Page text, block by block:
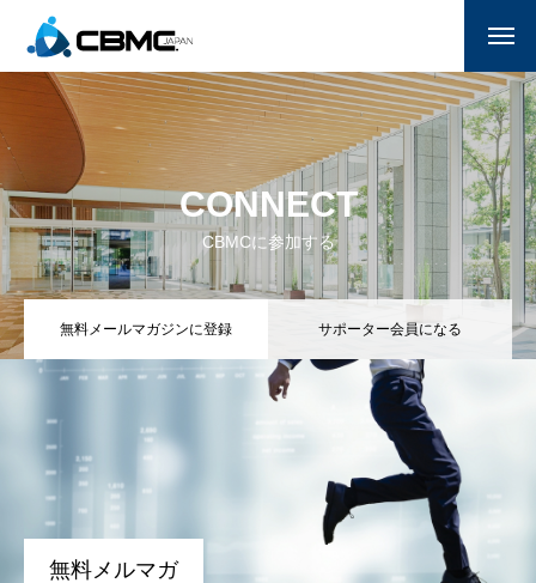
CBMC紹介
参加する
月曜日のマナ
国家朝餐祈祷会
献金
お問い合わせ
ENGLISH
About Us
CONNECT
CBMCに参加する
無料メールマガジンに登録 サポーター会員になる
無料メルマガ